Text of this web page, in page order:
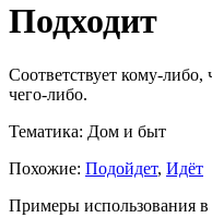
Подходит
Соответствует кому-
чего-либо.
Тематика: Дом и быт
Похожие: Подойдет, Идёт
Примеры использования